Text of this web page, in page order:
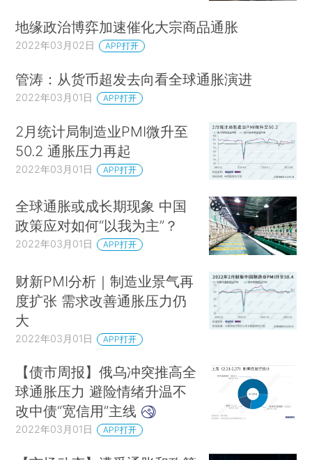
地缘政治博弈加速催化大宗商品通胀
2022年03月02日 APP打开
管涛：从货币超发去向看全球通胀演进
2022年03月01日 APP打开
2月统计局制造业PMI微升至
50.2 通胀压力再起
2022年03月01日 APP打开
全球通胀或成长期现象 中国
政策应对如何“以我为主”？
2022年03月01日 APP打开
财新PMI分析｜制造业景气再
度扩张 需求改善通胀压力仍
大
2022年03月01日 APP打开
【债市周报】俄乌冲突推高全
球通胀压力 避险情绪升温不
改中债“宽信用”主线
2022年03月01日 APP打开